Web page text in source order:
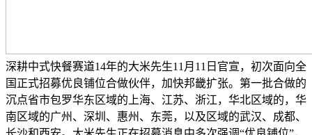
深耕中式快餐赛道14年的大米先生11月11日官宣，初次面向全
国正式招募优良铺位合做伙伴，加快邦畿扩张。第一批合做的
沉点省市包罗华东区域的上海、江苏、浙江，华北区域的，华
南区域的广州、深圳、惠州、东莞，以及区域的武汉、成都、